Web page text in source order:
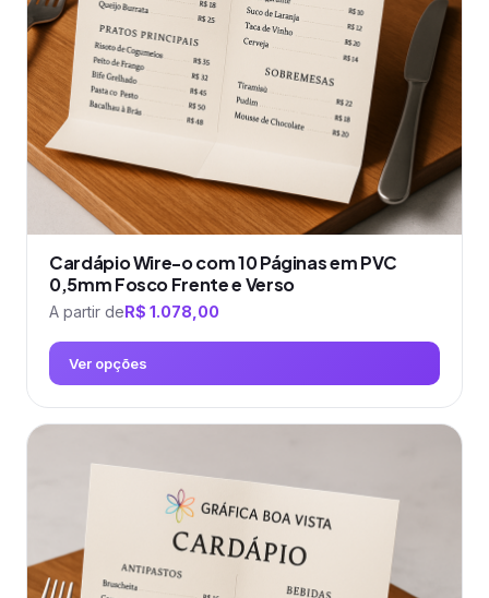
ser
escolhidas
na
página
do
produto
Cardápio Wire-o com 10 Páginas em PVC
0,5mm Fosco Frente e Verso
A partir deR$ 1.078,00
Ver opções
Este
produto
As
opções